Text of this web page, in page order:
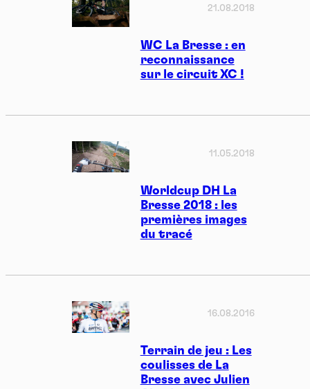
WC La Bresse : en
reconnaissance
sur le circuit XC !
21.08.2018
Worldcup DH La
Bresse 2018 : les
premières images
du tracé
11.05.2018
Terrain de jeu : Les
coulisses de La
Bresse avec Julien
16.08.2016